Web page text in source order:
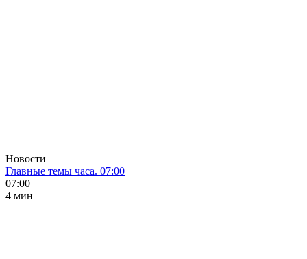
Новости
Главные темы часа. 07:00
07:00
4 мин